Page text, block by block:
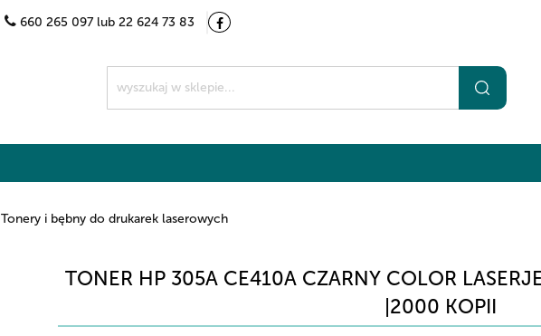
660 265 097 lub 22 624 73 83
Kategorie
Tonery i bębny do drukarek laserowych
TONER HP 305A CE410A CZARNY COLOR
|2000 KOPII